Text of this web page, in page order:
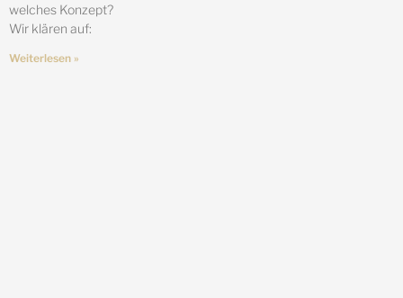
welches Konzept?
Wir klären auf:
Weiterlesen »